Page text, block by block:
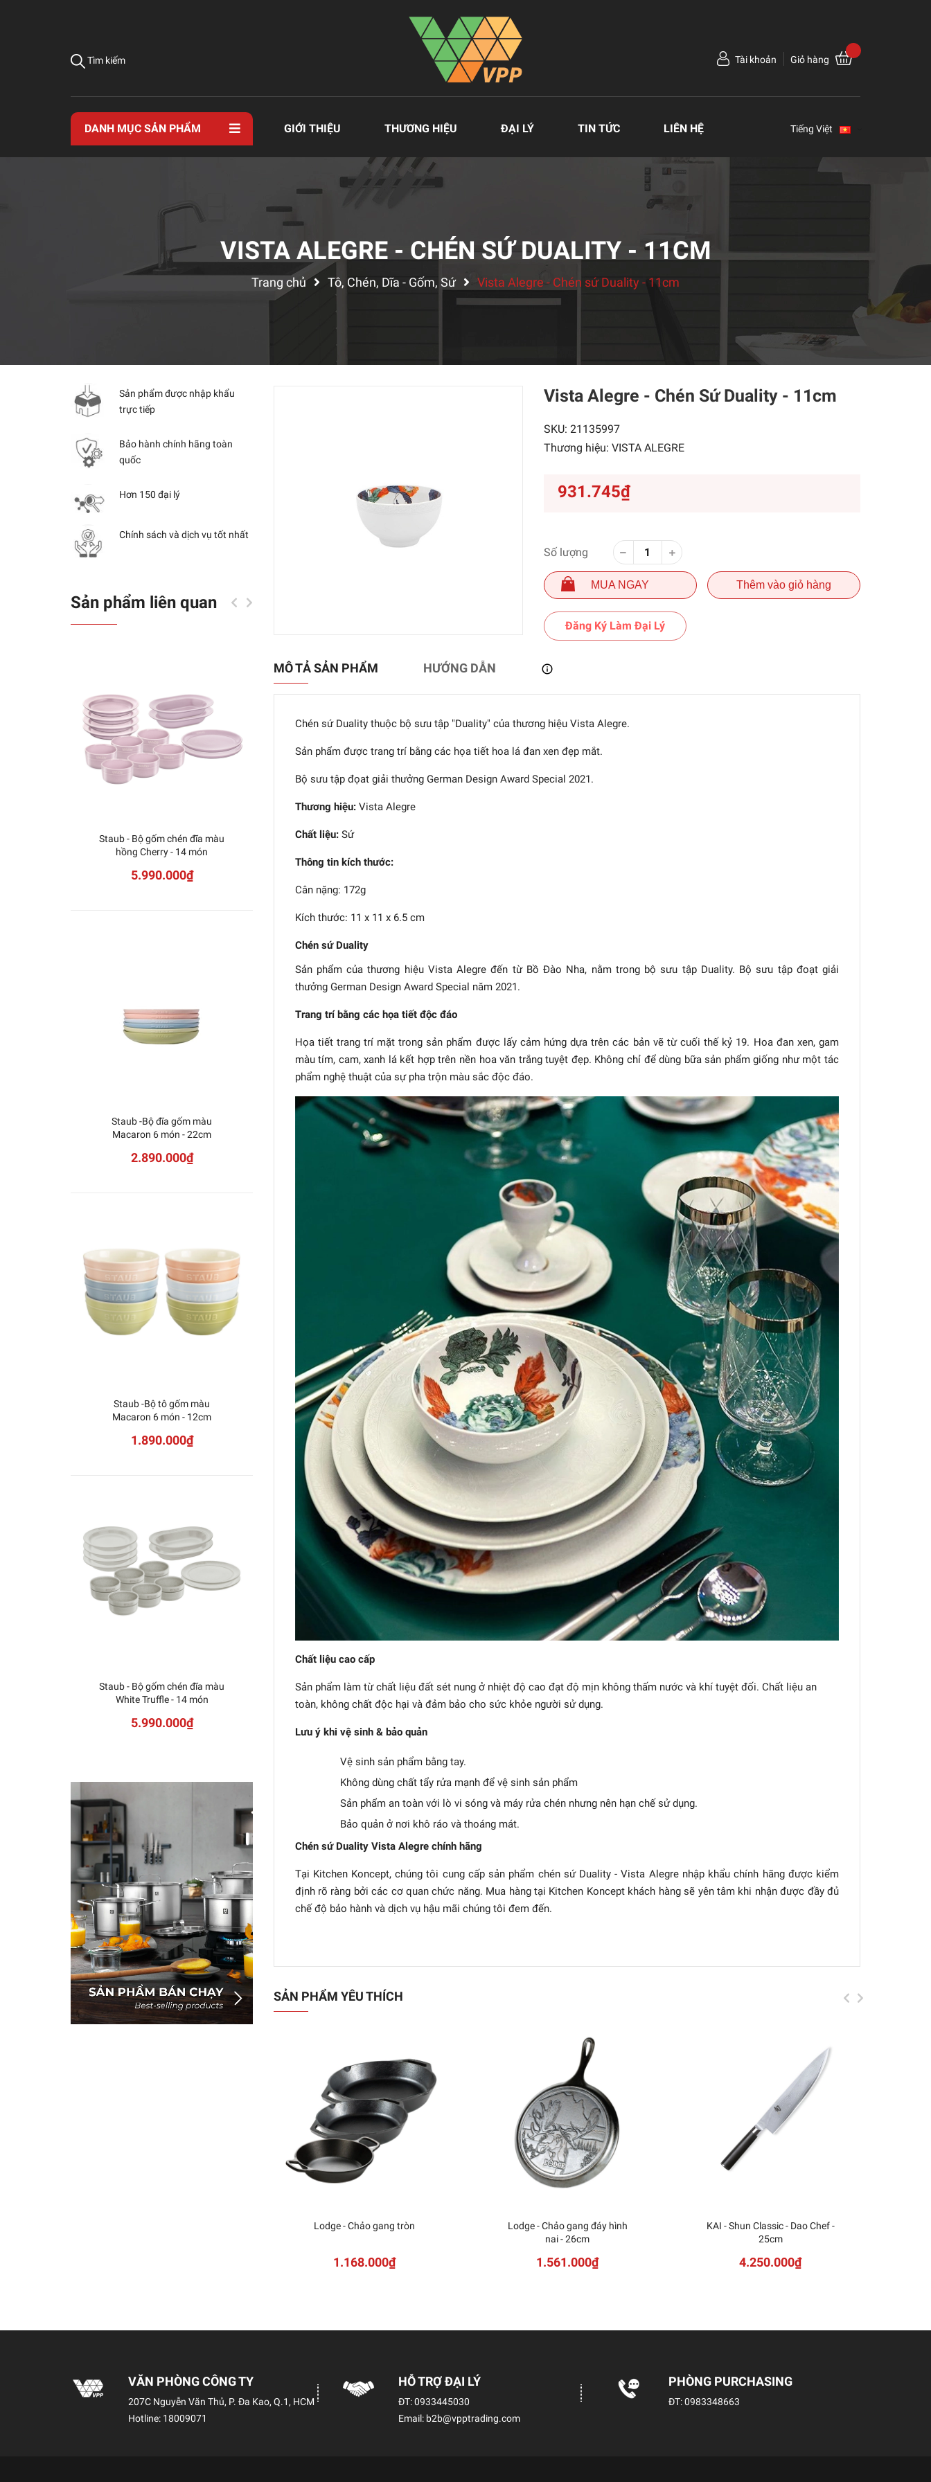
Tìm kiếm Tài khoản Giỏ hàng
DANH MỤC SẢN PHẨM GIỚI THIỆU THƯƠNG HIỆU ĐẠI LÝ TIN TỨC LIÊN HỆ Tiếng Việt
VISTA ALEGRE - CHÉN SỨ DUALITY - 11CM
Trang chủ Tô, Chén, Dĩa - Gốm, Sứ Vista Alegre - Chén sứ Duality - 11cm
Vista Alegre - Chén Sứ Duality - 11cm
SKU: 21135997
Thương hiệu: VISTA ALEGRE
931.745₫
Số lượng
MUA NGAY Thêm vào giỏ hàng
Đăng Ký Làm Đại Lý
MÔ TẢ SẢN PHẨM HƯỚNG DẪN
Chén sứ Duality thuộc bộ sưu tập "Duality" của thương hiệu Vista Alegre.
Sản phẩm được trang trí bằng các họa tiết hoa lá đan xen đẹp mắt.
Bộ sưu tập đọat giải thưởng German Design Award Special 2021.
Thương hiệu:Vista Alegre
Chất liệu:Sứ
Thông tin kích thước:
Cân nặng: 172g
Kích thước: 11 x 11 x 6.5 cm
Chén sứ Duality
Sản phẩm của thương hiệu Vista Alegre đến từ Bồ Đào Nha, nằm trong bộ sưu tập Duality. Bộ sưu tập đoạt giải
thưởng German Design Award Special năm 2021.
Trang trí bằng các họa tiết độc đáo
Họa tiết trang trí mặt trong sản phẩm được lấy cảm hứng dựa trên các bản vẽ từ cuối thế kỷ 19. Hoa đan xen, gam
màu tím, cam, xanh lá kết hợp trên nền hoa văn trắng tuyệt đẹp. Không chỉ để dùng bữa sản phẩm giống như một tác
phẩm nghệ thuật của sự pha trộn màu sắc độc đáo.
Chất liệu cao cấp
Sản phẩm làm từ chất liệu đất sét nung ở nhiệt độ cao đạt độ mịn không thấm nước và khí tuyệt đối. Chất liệu an
toàn, không chất độc hại và đảm bảo cho sức khỏe người sử dụng.
Lưu ý khi vệ sinh & bảo quản
Vệ sinh sản phẩm bằng tay.
Không dùng chất tẩy rửa mạnh để vệ sinh sản phẩm
Sản phẩm an toàn với lò vi sóng và máy rửa chén nhưng nên hạn chế sử dụng.
Bảo quản ở nơi khô ráo và thoáng mát.
Chén sứ Duality Vista Alegre chính hãng
Tại Kitchen Koncept, chúng tôi cung cấp sản phẩm chén sứ Duality - Vista Alegre nhập khẩu chính hãng được kiểm
định rõ ràng bởi các cơ quan chức năng. Mua hàng tại Kitchen Koncept khách hàng sẽ yên tâm khi nhận được đầy đủ
chế độ bảo hành và dịch vụ hậu mãi chúng tôi đem đến.
SẢN PHẨM YÊU THÍCH
Lodge - Chảo gang tròn
1.168.000₫
Lodge - Chảo gang đáy hình
nai - 26cm
1.561.000₫
KAI - Shun Classic - Dao Chef -
25cm
4.250.000₫
Sản phẩm được nhập khẩu
trực tiếp
Bảo hành chính hãng toàn
quốc
Hơn 150 đại lý
Chính sách và dịch vụ tốt nhất
Sản phẩm liên quan
Staub - Bộ gốm chén đĩa màu
hồng Cherry - 14 món
5.990.000₫
Staub -Bộ đĩa gốm màu
Macaron 6 món - 22cm
2.890.000₫
Staub -Bộ tô gốm màu
Macaron 6 món - 12cm
1.890.000₫
Staub - Bộ gốm chén đĩa màu
White Truffle - 14 món
5.990.000₫
Staub - Bộ chén gốm màu
Staub - Tô gốm màu xanh rêu
873.818₫
Staub - Tô gốm màu xanh đen
510.545₫
Staub - Tô gốm màu đỏ cherry
VĂN PHÒNG CÔNG TY
207C Nguyễn Văn Thủ, P. Đa Kao, Q.1, HCM
Hotline: 18009071
HỖ TRỢ ĐẠI LÝ
ĐT:0933445030
Email: b2b@vpptrading.com
PHÒNG PURCHASING
ĐT:0983348663